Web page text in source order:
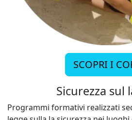
SCOPRI I
Sicurezza sul
Programmi formativi realizzati